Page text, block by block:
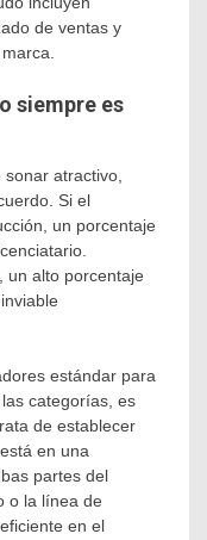
de ventas y
siempre es
atractivo,
Si el
un porcentaje
un alto porcentaje
estándar para
categorías, es
de establecer
en una
partes del
o la línea de
en el